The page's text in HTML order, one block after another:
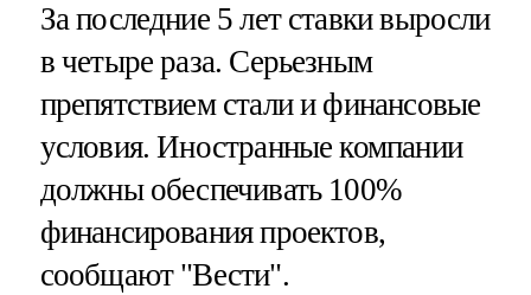
За последние 5 лет ставки выросли
в четыре раза. Серьезным
препятствием стали и финансовые
условия. Иностранные компании
должны обеспечивать 100%
финансирования проектов,
сообщают "Вести".